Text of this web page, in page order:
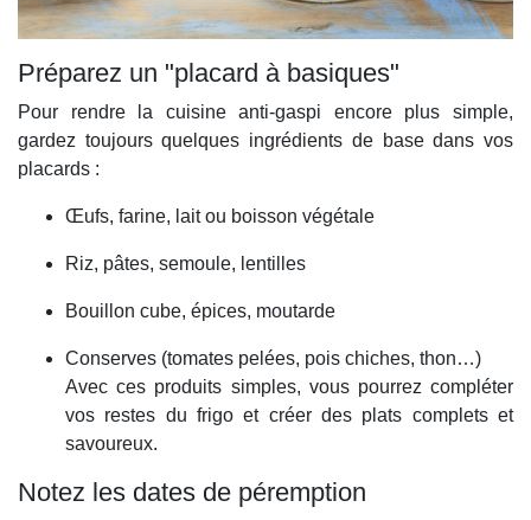
Préparez un "placard à basiques"
Pour rendre la cuisine anti-gaspi encore plus simple,
gardez toujours quelques ingrédients de base dans vos
placards :
Œufs, farine, lait ou boisson végétale
Riz, pâtes, semoule, lentilles
Bouillon cube, épices, moutarde
Conserves (tomates pelées, pois chiches, thon…)
Avec ces produits simples, vous pourrez compléter
vos restes du frigo et créer des plats complets et
savoureux.
Notez les dates de péremption